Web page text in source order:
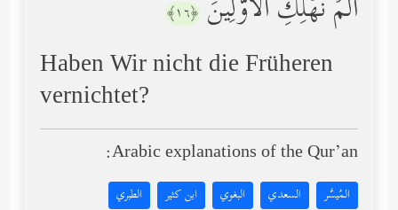
أَلَمۡ نُهۡلِكِ ٱلۡأَوَّلِینَ ﴿١٦﴾
Haben Wir nicht die Früheren
vernichtet?
Arabic explanations of the Qur’an:
المُيسَّر السعدي البغوي ابن كثير الطبري